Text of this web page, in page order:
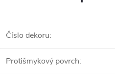
Číslo dekoru:
Protišmykový povrch: